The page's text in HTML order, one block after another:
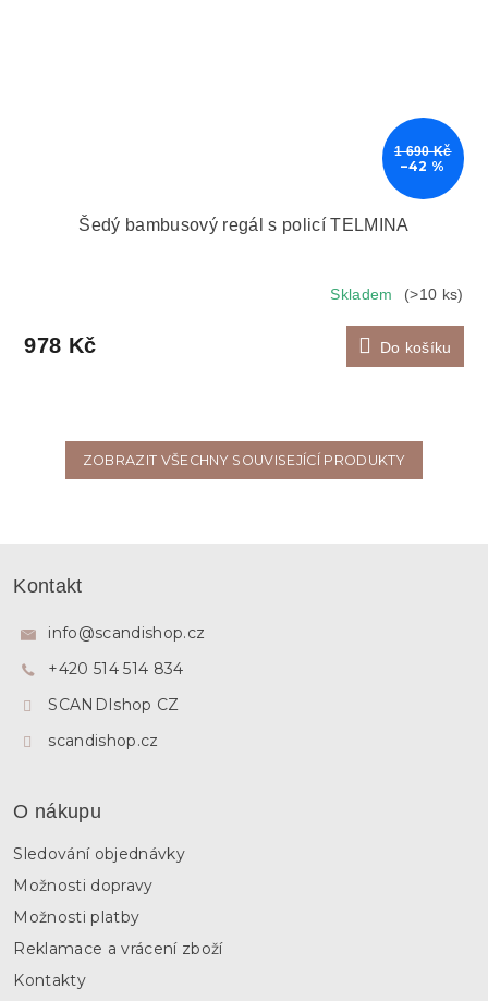
1 690 Kč
–42 %
Šedý bambusový regál s policí TELMINA
Skladem (>10 ks)
978 Kč Do košíku
ZOBRAZIT VŠECHNY SOUVISEJÍCÍ PRODUKTY
Kontakt
info@scandishop.cz
+420 514 514 834
SCANDIshop CZ
scandishop.cz
O nákupu
Sledování objednávky
Možnosti dopravy
Možnosti platby
Reklamace a vrácení zboží
Kontakty